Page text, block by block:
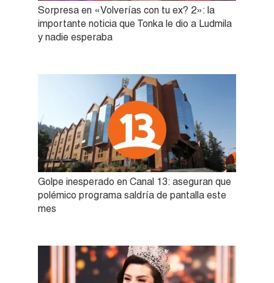
Sorpresa en «Volverías con tu ex? 2»: la
importante noticia que Tonka le dio a Ludmila
y nadie esperaba
Golpe inesperado en Canal 13: aseguran que
polémico programa saldría de pantalla este
mes